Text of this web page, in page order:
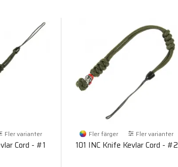
Fler varianter
Cord - #1
Fler färger Fler varianter
101 INC Knife Kevlar Cord - #2